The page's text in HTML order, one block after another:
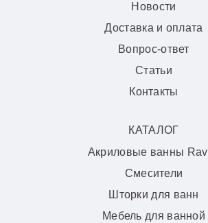
Новости
Доставка и оплата
Вопрос-ответ
Статьи
Контакты
КАТАЛОГ
Акриловые ванны
Смесители
Шторки для ванн
Мебель для ванной